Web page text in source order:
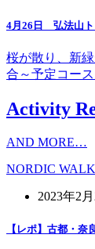
4月26日 弘法山ト
桜が散り、新
合～予定コー
Activity
AND MORE…
NORDIC
2023年2月
【レポ】古都・